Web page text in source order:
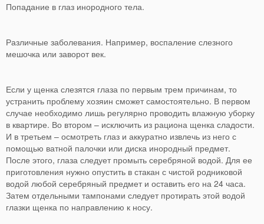
Попадание в глаз инородного тела.
Различные заболевания. Например, воспаление слезного
мешочка или заворот век.
Если у щенка слезятся глаза по первым трем причинам, то
устранить проблему хозяин сможет самостоятельно. В первом
случае необходимо лишь регулярно проводить влажную уборку
в квартире. Во втором – исключить из рациона щенка сладости.
И в третьем – осмотреть глаз и аккуратно извлечь из него с
помощью ватной палочки или диска инородный предмет.
После этого, глаза следует промыть серебряной водой. Для ее
приготовления нужно опустить в стакан с чистой родниковой
водой любой серебряный предмет и оставить его на 24 часа.
Затем отдельными тампонами следует протирать этой водой
глазки щенка по направлению к носу.